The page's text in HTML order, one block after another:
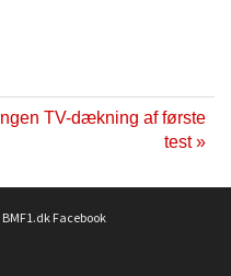
Ingen TV-dækning af første
test »
BMF1.dk Facebook